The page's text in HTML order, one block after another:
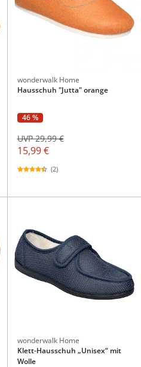
wonderwalk Home
Hausschuh "Jutta" orange
46 %
15,99 €
UVP 29,99 €
(2)
wonderwalk Home
Klett-Hausschuh „Unisex“ mit
Wolle